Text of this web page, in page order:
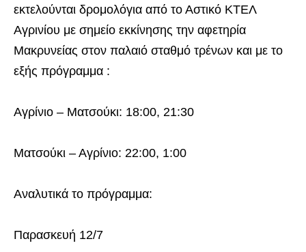
εκτελούνται δρομολόγια από το Αστικό ΚΤΕΛ
Αγρινίου με σημείο εκκίνησης την αφετηρία
Μακρυνείας στον παλαιό σταθμό τρένων και με το
εξής πρόγραμμα :
Αγρίνιο – Ματσούκι: 18:00, 21:30
Ματσούκι – Αγρίνιο: 22:00, 1:00
Αναλυτικά το πρόγραμμα:
Παρασκευή 12/7